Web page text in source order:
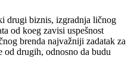
drugi biznis, izgradnja ličnog
od koeg zavisi uspešnost
brenda najvažniji zadatak za
od drugih, odnosno da budu